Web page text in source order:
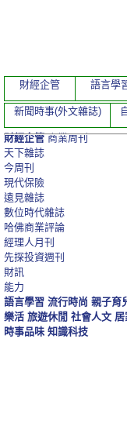
財經企管 商業周刊
天下雜誌
今周刊
現代保險
遠見雜誌
數位時代雜誌
哈佛商業評論
經理人月刊
先探投資週刊
財訊
能力
語言學習 流行時尚 親子育
樂活 旅遊休閒 社會人文
時事品味 知識科技
財經企管 語言學
新聞時事(外文雜誌)